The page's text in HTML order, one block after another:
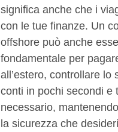
significa anche che i
con le tue finanze. Un
offshore può anche
fondamentale per
all’estero, controllare lo
conti in pochi secondi e
necessario,
la sicurezza che